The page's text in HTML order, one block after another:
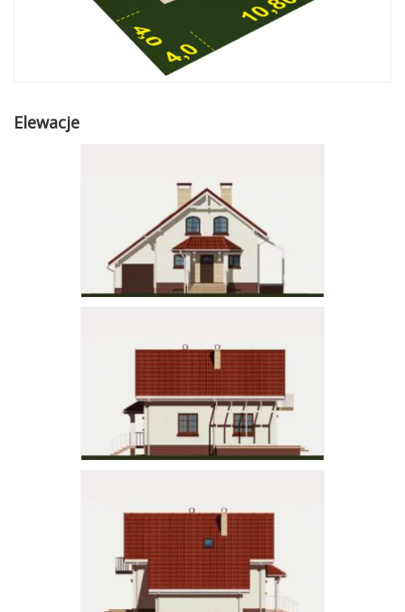
Elewacje